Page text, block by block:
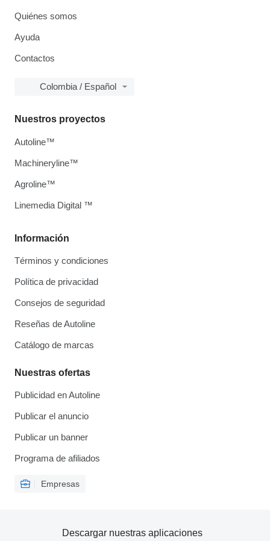
Quiénes somos
Ayuda
Contactos
Colombia / Español
Información
Términos y condiciones
Política de privacidad
Consejos de seguridad
Reseñas de Autoline
Catálogo de marcas
Nuestras ofertas
Publicidad en Autoline
Publicar el anuncio
Publicar un banner
Programa de afiliados
Empresas
Nuestros proyectos
Autoline™
Machineryline™
Agroline™
Linemedia Digital ™
Descargar nuestras aplicaciones